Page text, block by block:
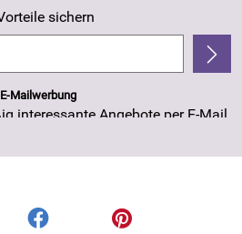
sichern
Mailwerbung
interessante Angebote per E-Mail
Die Einwilligung zur
Adresse für Werbezwecke kann